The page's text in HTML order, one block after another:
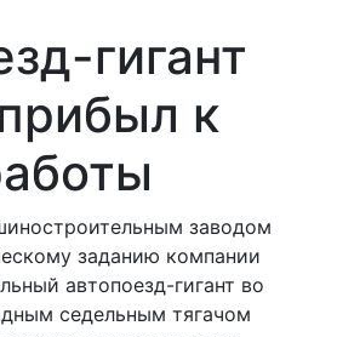
гигант
к
заводом
заданию компании
автопоезд-гигант во
седельным тягачом